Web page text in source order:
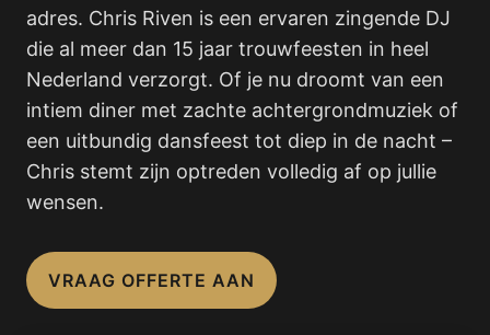
adres. Chris Riven is een ervaren zingende DJ
die al meer dan 15 jaar trouwfeesten in heel
Nederland verzorgt. Of je nu droomt van een
intiem diner met zachte achtergrondmuziek of
een uitbundig dansfeest tot diep in de nacht –
Chris stemt zijn optreden volledig af op jullie
wensen.
VRAAG OFFERTE AAN